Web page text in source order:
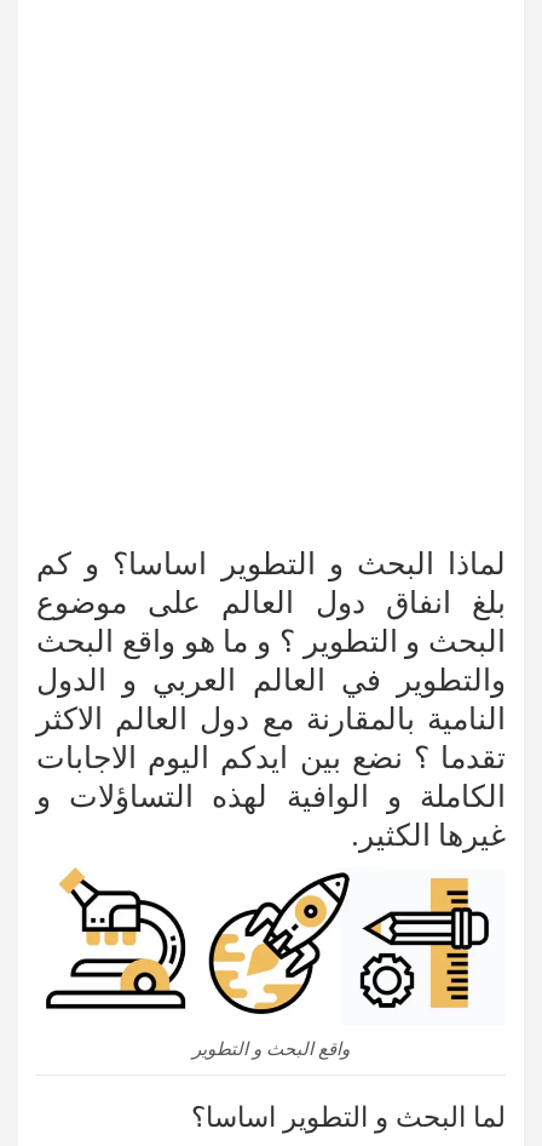
لماذا البحث و التطوير اساسا؟ و كم
بلغ انفاق دول العالم على موضوع
البحث و التطوير ؟ و ما هو واقع البحث
والتطوير في العالم العربي و الدول
النامية بالمقارنة مع دول العالم الاكثر
تقدما ؟ نضع بين ايدكم اليوم الاجابات
الكاملة و الوافية لهذه التساؤلات و
غيرها الكثير.
واقع البحث و التطوير
لما البحث و التطوير اساسا؟